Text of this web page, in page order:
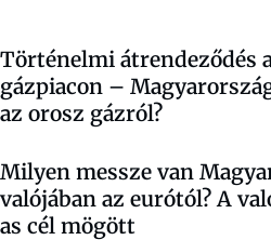
Történelmi átrendeződés
gázpiacon –
az orosz gázról?
Milyen messze van
valójában az eurótól? A
as cél mögött